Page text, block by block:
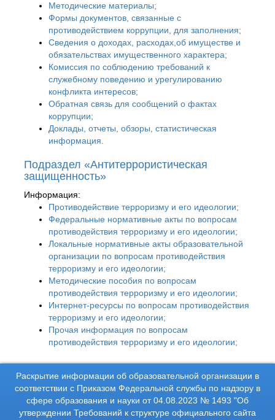
Методические материалы;
Формы документов, связанные с
противодействием коррупции, для заполнения;
Сведения о доходах, расходах,об имуществе и
обязательствах имущественного характера;
Комиссия по соблюдению требований к
служебному поведению и урегулированию
конфликта интересов;
Обратная связь для сообщений о фактах
коррупции;
Доклады, отчеты, обзоры, статистическая
информация.
Подраздел «Антитеррористическая
защищенность»
Информация:
Противодействие терроризму и его идеологии;
Федеральные нормативные акты по вопросам
противодействия терроризму и его идеологии;
Локальные нормативные акты образовательной
организации по вопросам противодействия
терроризму и его идеологии;
Методические пособия по вопросам
противодействия терроризму и его идеологии;
Интернет-ресурсы по вопросам противодействия
терроризму и его идеологии;
Прочая информация по вопросам
противодействия терроризму и его идеологии;
Раскрытие информации об образовательной организации в
соответствии с Приказом Федеральной службы по надзору в
сфере образования и науки от 04.08.2023 № 1493 "Об
утверждении Требований к структуре официального сайта